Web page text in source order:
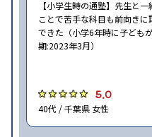
【小学生時の通塾】先生と
ことで苦手な科目も前向き
できた（小学6年時に子ども
期:2023年3月）
5.0
40代 / 千葉県 女性